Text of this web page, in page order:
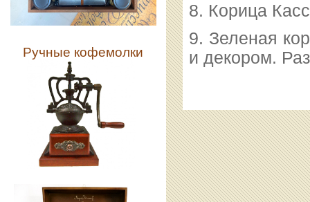
Ручные кофемолки
8. Корица
9. Зеленая
и декором.